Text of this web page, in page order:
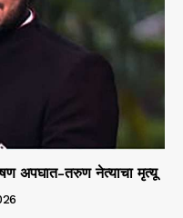
अपघात-तरुण नेत्याचा मृत्यू